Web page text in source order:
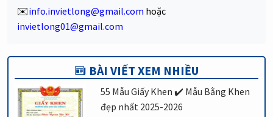
✉️info.invietlong@gmail.com hoặc
invietlong01@gmail.com
BÀI VIẾT XEM NHIỀU
55 Mẫu Giấy Khen ✔️ Mẫu Bằng Khen
đẹp nhất 2025-2026